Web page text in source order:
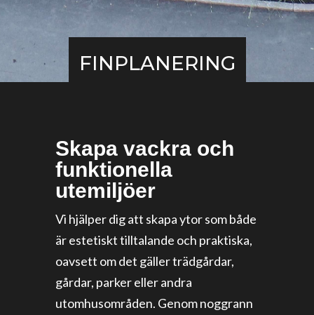
FINPLANERING
Skapa vackra och
funktionella
utemiljöer
Vi hjälper dig att skapa ytor som både
är estetiskt tilltalande och praktiska,
oavsett om det gäller trädgårdar,
gårdar, parker eller andra
utomhusområden. Genom noggrann